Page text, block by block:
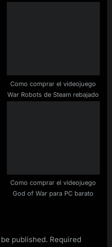
Como comprar el videojuego
War Robots de Steam rebajado
Como comprar el videojuego
God of War para PC barato
published. Required